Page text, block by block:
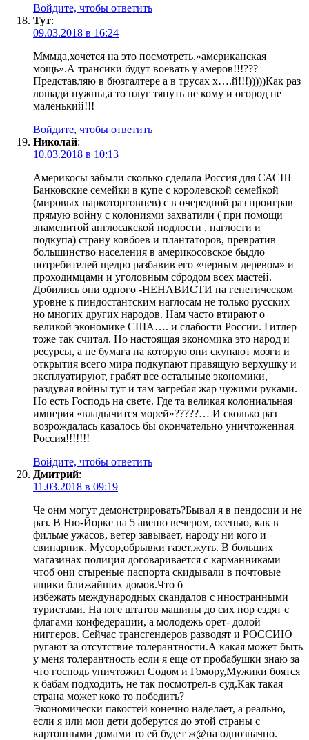
Войдите, чтобы ответить
Тут:
09.03.2018 в 16:24
Мммда,хочется на это посмотреть,»американская
мощь».А трансики будут воевать у амеров!!!???
Представляю в бюзгалтере а в трусах х….й!!!)))))Как раз
лошади нужны,а то плуг тянуть не кому и огород не
маленький!!!
Войдите, чтобы ответить
Николай:
10.03.2018 в 10:13
Америкосы забыли сколько сделала Россия для САСШ
Банковские семейки в купе с королевской семейкой
(мировых наркоторговцев) с в очередной раз проиграв
прямую войну с колониями захватили ( при помощи
знаменитой англосакской подлости , наглости и
подкупа) страну ковбоев и плантаторов, превратив
большинство населения в америкосовское быдло
потребителей щедро разбавив его «черным деревом» и
проходимцами и уголовным сбродом всех мастей.
Добились они одного -НЕНАВИСТИ на генетическом
уровне к пиндостантским наглосам не только русских
но многих других народов. Нам часто втирают о
великой экономике США…. и слабости России. Гитлер
тоже так считал. Но настоящая экономика это народ и
ресурсы, а не бумага на которую они скупают мозги и
открытия всего мира подкупают правящую верхушку и
эксплуатируют, грабят все остальные экономики,
раздувая войны тут и там загребая жар чужими руками.
Но есть Господь на свете. Где та великая колониальная
империя «владычится морей»?????… И сколько раз
возрождалась казалось бы окончательно уничтоженная
Россия!!!!!!!
Войдите, чтобы ответить
Дмитрий:
11.03.2018 в 09:19
Че онм могут демонстрировать?Бывал я в пендосии и не
раз. В Ню-Йорке на 5 авеню вечером, осенью, как в
фильме ужасов, ветер завывает, народу ни кого и
свинарник. Мусор,обрывки газет,жуть. В больших
магазинах полиция договаривается с карманниками
чтоб они стыреные паспорта скидывали в почтовые
ящики ближайших домов.Что б
избежать международных скандалов с иностранными
туристами. На юге штатов машины до сих пор ездят с
флагами конфедерации, а молодежь орет- долой
ниггеров. Сейчас трансгендеров разводят и РОССИЮ
ругают за отсутствие толерантности.А какая может быть
у меня толерантность если я еще от пробабушки знаю за
что господь уничтожил Содом и Гомору,Мужики боятся
к бабам подходить, не так посмотрел-в суд.Как такая
страна может коко то победить?
Экономически пакостей конечно наделает, а реально,
если я или мои дети доберутся до этой страны с
картонными домами то ей будет ж@па однозначно.